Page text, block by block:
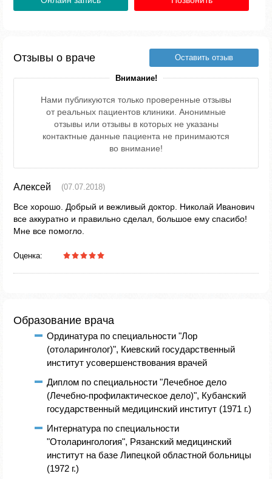
Отзывы о враче Оставить отзыв
Внимание!
Нами публикуются только проверенные отзывы
от реальных пациентов клиники. Анонимные
отзывы или отзывы в которых не указаны
контактные данные пациента не принимаются
во внимание!
Алексей (07.07.2018)
Все хорошо. Добрый и вежливый доктор. Николай Иванович
все аккуратно и правильно сделал, большое ему спасибо!
Мне все помогло.
Оценка:
Образование врача
Ординатура по специальности "Лор
(отоларинголог)", Киевский государственный
институт усовершенствования врачей
Диплом по специальности "Лечебное дело
(Лечебно-профилактическое дело)", Кубанский
государственный медицинский институт (1971 г.)
Интернатура по специальности
"Отоларингология", Рязанский медицинский
институт на базе Липецкой областной больницы
(1972 г.)